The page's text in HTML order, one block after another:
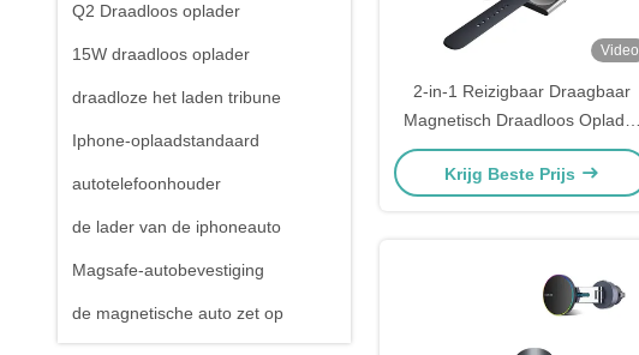
Q2 Draadloos oplader
15W draadloos oplader
draadloze het laden tribune
Iphone-oplaadstandaard
autotelefoonhouder
de lader van de iphoneauto
Magsafe-autobevestiging
de magnetische auto zet op
Video
2-in-1 Reizigbaar Draagbaar
Magnetisch Draadloos Oplader
Desktop Office Compact
Opvouwbaar Telefoonhouder
Krijg Beste Prijs